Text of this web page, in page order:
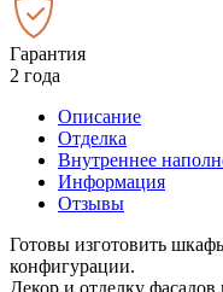
Гарантия
2 года
Описание
Отделка
Внутреннее
Информация
Отзывы
Готовы изготовить
конфигурации.
Декор и отделку